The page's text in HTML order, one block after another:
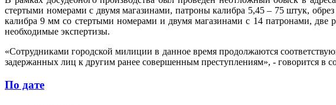
стертыми номерами с двумя магазинами, патроны калибра 5,45 – 75 штук,
калибра 9 мм со стертыми номерами и двумя магазинами с 14 патронами,
необходимые экспертизы.
«Сотрудниками городской милиции в данное время продолжаются
задержанных лиц к другим ранее совершенным преступлениям», - говорится в
По дате